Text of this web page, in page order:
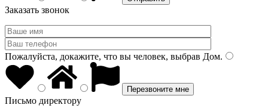
Заказать звонок
Пожалуйста, докажите, что вы человек, выбрав Дом.
Письмо директору